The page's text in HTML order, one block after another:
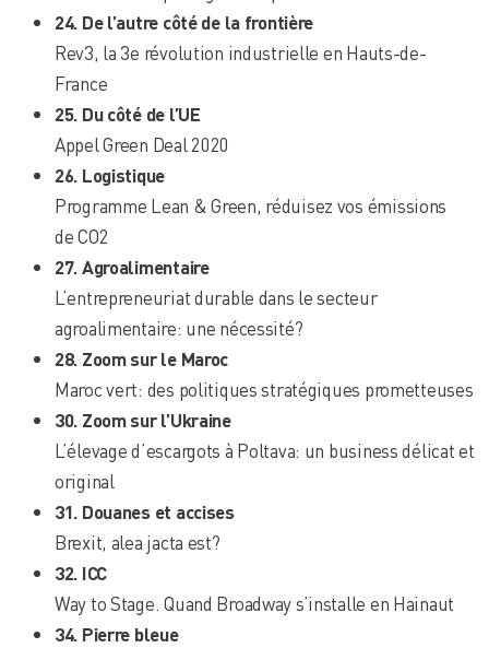
24. De l’autre côté de la frontière
Rev3, la 3e révolution industrielle en Hauts-de-
France
25. Du côté de l’UE
Appel Green Deal 2020
26. Logistique
Programme Lean & Green, réduisez vos émissions
de CO2
27. Agroalimentaire
L’entrepreneuriat durable dans le secteur
agroalimentaire: une nécessité?
28. Zoom sur le Maroc
Maroc vert: des politiques stratégiques prometteuses
30. Zoom sur l’Ukraine
L’élevage d’escargots à Poltava: un business délicat et
original
31. Douanes et accises
Brexit, alea jacta est?
32. ICC
Way to Stage. Quand Broadway s’installe en Hainaut
34. Pierre bleue